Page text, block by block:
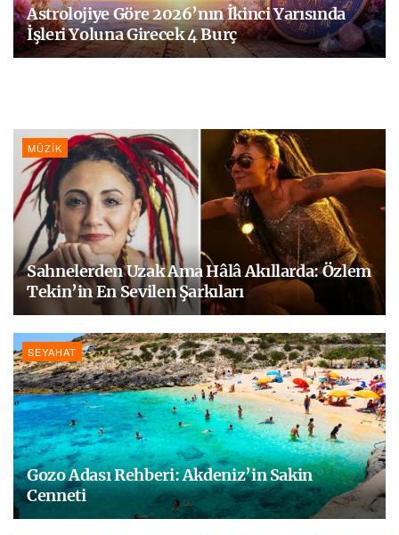
Astrolojiye Göre 2026’nın İkinci Yarısında
İşleri Yoluna Girecek 4 Burç
MÜZIK
Sahnelerden Uzak Ama Hâlâ Akıllarda: Özlem
Tekin’in En Sevilen Şarkıları
SEYAHAT
Gozo Adası Rehberi: Akdeniz’in Sakin
Cenneti